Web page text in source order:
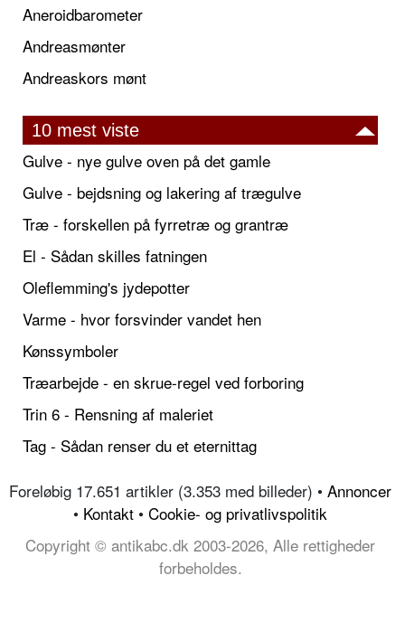
Aneroidbarometer
Andreasmønter
Andreaskors mønt
10 mest viste
Gulve - nye gulve oven på det gamle
Gulve - bejdsning og lakering af trægulve
Træ - forskellen på fyrretræ og grantræ
El - Sådan skilles fatningen
Oleflemming's jydepotter
Varme - hvor forsvinder vandet hen
Kønssymboler
Træarbejde - en skrue-regel ved forboring
Trin 6 - Rensning af maleriet
Tag - Sådan renser du et eternittag
Foreløbig 17.651 artikler (3.353 med billeder) • Annoncer
• Kontakt • Cookie- og privatlivspolitik
Copyright © antikabc.dk 2003-2026, Alle rettigheder
forbeholdes.